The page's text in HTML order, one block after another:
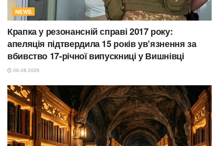
NEWS
Крапка у резонансній справі 2017 року:
апеляція підтвердила 15 років ув’язнення за
вбивство 17-річної випускниці у Вишнівці
06.08.2026